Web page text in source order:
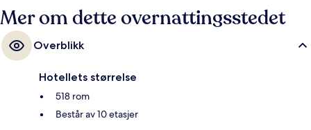
Mer om dette overnattingsstedet
Overblikk
Hotellets størrelse
518 rom
Består av 10 etasjer